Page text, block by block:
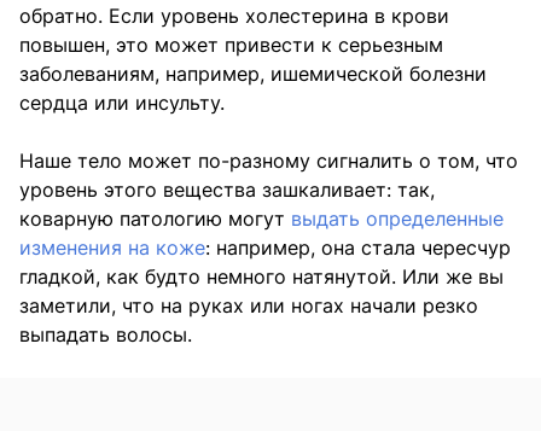
обратно. Если уровень холестерина в крови
повышен, это может привести к серьезным
заболеваниям, например, ишемической болезни
сердца или инсульту.
Наше тело может по-разному сигналить о том, что
уровень этого вещества зашкаливает: так,
коварную патологию могут выдать определенные
изменения на коже: например, она стала чересчур
гладкой, как будто немного натянутой. Или же вы
заметили, что на руках или ногах начали резко
выпадать волосы.